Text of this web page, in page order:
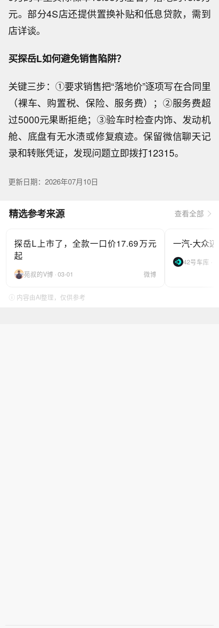
元。部分4S店还提供置换补贴和低息贷款，需到
店详谈。
买探岳L如何避免销售陷阱？
关键三步：①要求销售把“落地价”逐项写在合同里
（裸车、购置税、保险、服务费）；②服务费超
过5000元果断拒绝；③验车时检查内饰、发动机
舱、底盘有无水渍或修复痕迹。保留微信聊天记
录和转账凭证，发现问题立即拨打12315。
更新日期：2026年07月10日
精选参考来源 查看全部
探岳L上市了，全款一口价17.69万元
起
苑叔的V博 · 03-01 微博
一汽-大众
42号车库 ·
ⓘ 内容由AI整理，仅供参考